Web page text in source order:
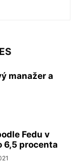
manažer a
Fedu v
6,5 procenta